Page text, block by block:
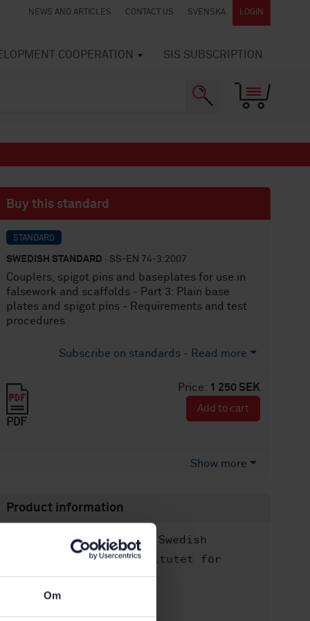
Om
NEWS AND ARTICLES CONTACT US SVENSKA LOGIN
COOPERATION SIS SUBSCRIPTION
Buy this standard
STANDARD
SWEDISH STANDARD · SS-EN 74-3:2007
Couplers, spigot pins and baseplates for use in
falsework and scaffolds - Part 3: Plain base
plates and spigot pins - Requirements and test
procedures
Subscribe on standards - Read more
Price: 1 250 SEK
PDF
Add to cart
Show more
Product information
English Swedish
Svenska institutet för
standarder
International title:
Article no:STD-60593